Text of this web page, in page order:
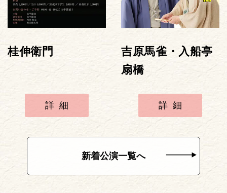
桂伸衛門
詳細
吉原馬雀・入船亭
扇橋
詳細
新着公演一覧へ